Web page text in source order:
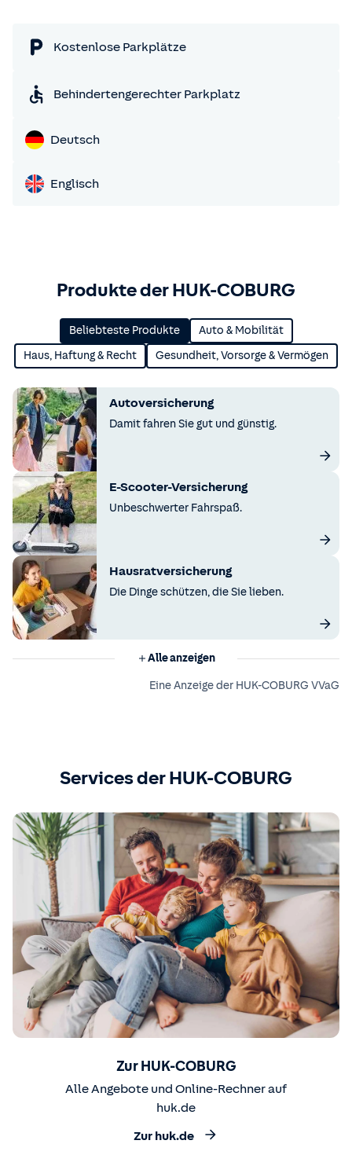
Kostenlose Parkplätze
Behindertengerechter Parkplatz
Deutsch
Englisch
Produkte der HUK-COBURG
Beliebteste Produkte Auto & Mobilität
Haus, Haftung & Recht Gesundheit, Vorsorge & Vermögen
Autoversicherung
Damit fahren Sie gut und günstig.
E-Scooter-Versicherung
Unbeschwerter Fahrspaß.
Hausratversicherung
Die Dinge schützen, die Sie lieben.
Alle anzeigen
Eine Anzeige der HUK-COBURG VVaG
Services der HUK-COBURG
Zur HUK-COBURG
Alle Angebote und Online-Rechner auf
huk.de
Zur huk.de